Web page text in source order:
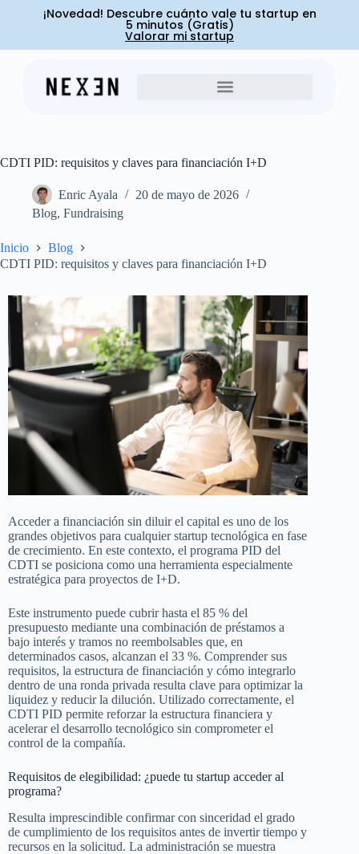
¡Novedad! Descubre cuánto vale tu startup en
5 minutos (Gratis)
Valorar mi startup
CDTI PID: requisitos y claves para financiación I+D
Enric Ayala
20 de mayo de 2026
Blog, Fundraising
Inicio
Blog
CDTI PID: requisitos y claves para financiación I+D
Acceder a financiación sin diluir el capital es uno de los
grandes objetivos para cualquier startup tecnológica en fase
de crecimiento. En este contexto, el programa PID del
CDTI se posiciona como una herramienta especialmente
estratégica para proyectos de I+D.
Este instrumento puede cubrir hasta el 85 % del
presupuesto mediante una combinación de préstamos a
bajo interés y tramos no reembolsables que, en
determinados casos, alcanzan el 33 %. Comprender sus
requisitos, la estructura de financiación y cómo integrarlo
dentro de una ronda privada resulta clave para optimizar la
liquidez y reducir la dilución. Utilizado correctamente, el
CDTI PID permite reforzar la estructura financiera y
acelerar el desarrollo tecnológico sin comprometer el
control de la compañía.
Requisitos de elegibilidad: ¿puede tu startup acceder al
programa?
Resulta imprescindible confirmar con sinceridad el grado
de cumplimiento de los requisitos antes de invertir tiempo y
recursos en la solicitud. La administración se muestra